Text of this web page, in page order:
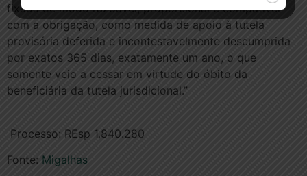
fixada de modo razoável, proporcional e compatível
com a obrigação, como medida de apoio à tutela
provisória deferida e incontestavelmente descumprida
por exatos 365 dias, exatamente um ano, o que
somente veio a cessar em virtude do óbito da
beneficiária da tutela jurisdicional.”
Processo: REsp 1.840.280
Fonte: Migalhas